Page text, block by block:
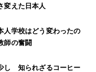
変えた日本人
人学校はどう変わったの
師の奮闘
し 知られざるコーヒー